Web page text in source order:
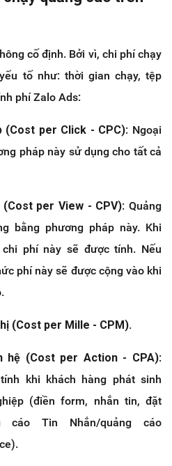
cố định. Bởi vì, chi phí chạy
tố như: thời gian chạy, tệp
phí Zalo Ads:
(Cost per Click - CPC): Ngoại
pháp này sử dụng cho tất cả
per View - CPV): Quảng
bằng phương pháp này. Khi
phí này sẽ được tính. Nếu
phí này sẽ được cộng vào khi
(Cost per Mille - CPM).
hệ (Cost per Action - CPA):
khi khách hàng phát sinh
(điền form, nhắn tin, đặt
cáo Tin Nhắn/quảng cáo